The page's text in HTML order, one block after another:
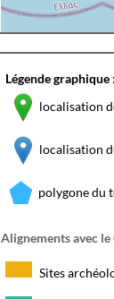
Légende graphique :
localisation
localisation
polygone du
Alignements avec
Sites